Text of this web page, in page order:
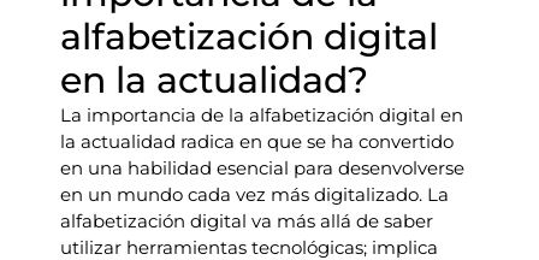
alfabetización digital
en la actualidad?
La importancia de la alfabetización digital en
la actualidad radica en que se ha convertido
en una habilidad esencial para desenvolverse
en un mundo cada vez más digitalizado. La
alfabetización digital va más allá de saber
utilizar herramientas tecnológicas; implica